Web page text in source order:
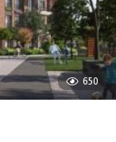
650